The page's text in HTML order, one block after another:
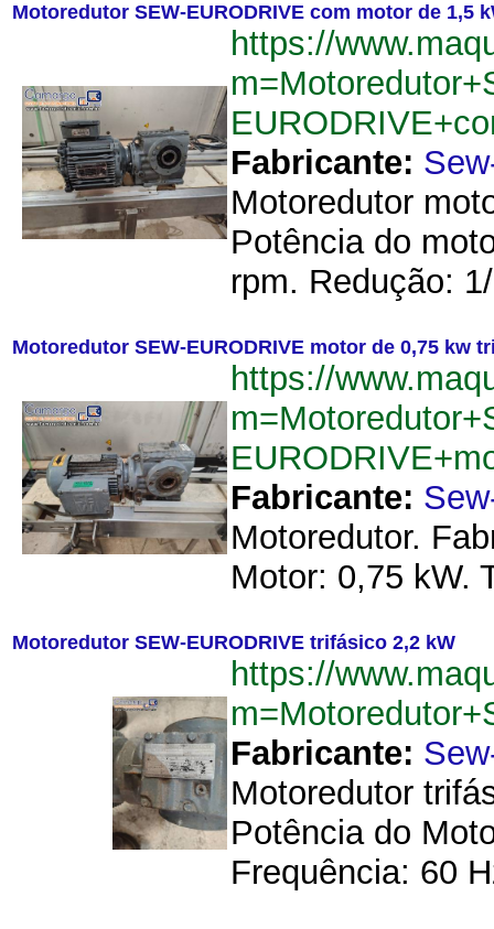
Motoredutor SEW-EURODRIVE com motor de 1,5
https://
Fabricante:
Motoredutor
Potência do
rpm. Redução:
Motoredutor SEW-EURODRIVE motor de 0,75 kw
https://
Fabricante:
Motoredutor.
Motor: 0,75 kW.
Motoredutor SEW-EURODRIVE trifásico 2,2 kW
https://
Fabricante:
Motoredutor
Potência do
Frequência: 60